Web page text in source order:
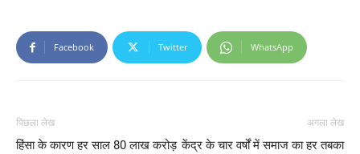
Facebook Twitter WhatsApp
पिछला लेख
हिंसा के कारण हर साल 80 लाख करोड़
अगला लेख
केंद्र के चार वर्षों में समाज का हर तबका